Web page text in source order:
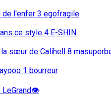
de l'enfer 3 egofragile
ce style 4 E-SHIN
sœur de Calihell 8
1 bourreur
LeGrand👁️